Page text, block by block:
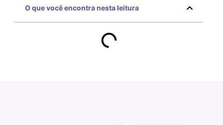
O que você encontra nesta leitura